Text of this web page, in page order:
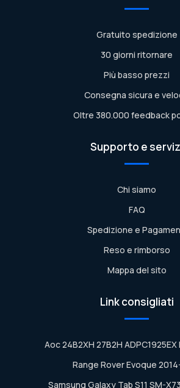
Gratuito spedizione
30 giorni ritornare
Più basso prezzi
Consegna sicura e
Oltre 380.000 feedback
Supporto e
Chi siamo
FAQ
Spedizione e
Reso e rimborso
Mappa del sito
Link consigliati
Aoc 24B2XH 27B2H
Range Rover Evoque
Samsung Galaxy Tab S11 SM-